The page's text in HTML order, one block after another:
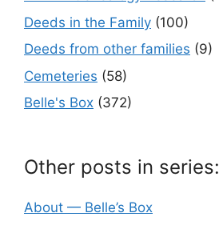
Deeds in the Family (100)
Deeds from other families (9)
Cemeteries (58)
Belle's Box (372)
Other posts in series:
About — Belle’s Box